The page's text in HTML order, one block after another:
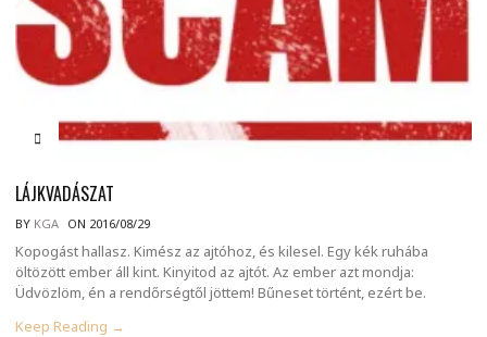
LÁJKVADÁSZAT
BY KGA ON 2016/08/29
Kopogást hallasz. Kimész az ajtóhoz, és kilesel. Egy kék ruhába
öltözött ember áll kint. Kinyitod az ajtót. Az ember azt mondja:
Üdvözlöm, én a rendőrségtől jöttem! Bűneset történt, ezért be.
Keep Reading →